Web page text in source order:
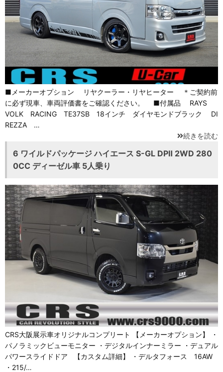
■メーカーオプション リヤクーラー・リヤヒーター ＊ご契約前
に必ず現車、車両評価書をご確認ください。 ■付属品 RAYS
VOLK RACING TE37SB 18インチ ダイヤモンドブラック DI
REZZA …
続きを読む
6 ワイルドパッケージ ハイエース S-GL DPⅡ 2WD 280
0CC ディーゼル車 5人乗り
CRS大阪展示車オリジナルコンプリート 【メーカーオプション】 ・
パノラミックビューモニター ・デジタルインナーミラー ・デュアル
パワースライドドア 【カスタム詳細】 ・デルタフォース 16AW
・215/…